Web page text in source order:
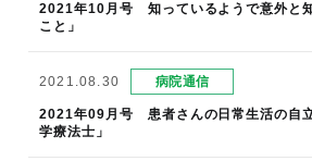
2021年10月号 知っているようで意外と
こと」
2021.08.30 病院通信
2021年09月号 患者さんの日常生活の自
学療法士」